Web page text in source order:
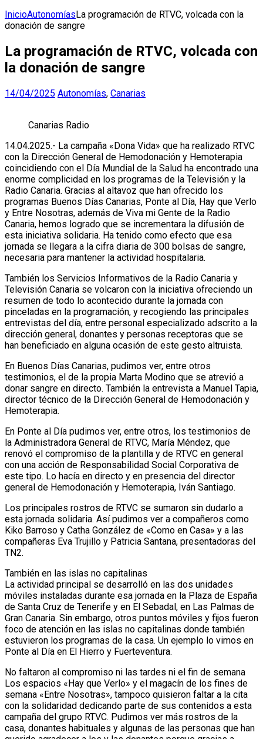
InicioAutonomíasLa programación de RTVC, volcada con la
donación de sangre
La programación de RTVC, volcada con
la donación de sangre
14/04/2025 Autonomías, Canarias
Canarias Radio
14.04.2025.- La campaña «Dona Vida» que ha realizado RTVC
con la Dirección General de Hemodonación y Hemoterapia
coincidiendo con el Día Mundial de la Salud ha encontrado una
enorme complicidad en los programas de la Televisión y la
Radio Canaria. Gracias al altavoz que han ofrecido los
programas Buenos Días Canarias, Ponte al Día, Hay que Verlo
y Entre Nosotras, además de Viva mi Gente de la Radio
Canaria, hemos logrado que se incrementara la difusión de
esta iniciativa solidaria. Ha tenido como efecto que esa
jornada se llegara a la cifra diaria de 300 bolsas de sangre,
necesaria para mantener la actividad hospitalaria.
También los Servicios Informativos de la Radio Canaria y
Televisión Canaria se volcaron con la iniciativa ofreciendo un
resumen de todo lo acontecido durante la jornada con
pinceladas en la programación, y recogiendo las principales
entrevistas del día, entre personal especializado adscrito a la
dirección general, donantes y personas receptoras que se
han beneficiado en alguna ocasión de este gesto altruista.
En Buenos Días Canarias, pudimos ver, entre otros
testimonios, el de la propia Marta Modino que se atrevió a
donar sangre en directo. También la entrevista a Manuel Tapia,
director técnico de la Dirección General de Hemodonación y
Hemoterapia.
En Ponte al Día pudimos ver, entre otros, los testimonios de
la Administradora General de RTVC, María Méndez, que
renovó el compromiso de la plantilla y de RTVC en general
con una acción de Responsabilidad Social Corporativa de
este tipo. Lo hacía en directo y en presencia del director
general de Hemodonación y Hemoterapia, Iván Santiago.
Los principales rostros de RTVC se sumaron sin dudarlo a
esta jornada solidaria. Así pudimos ver a compañeros como
Kiko Barroso y Catha González de «Como en Casa» y a las
compañeras Eva Trujillo y Patricia Santana, presentadoras del
TN2.
También en las islas no capitalinas
La actividad principal se desarrolló en las dos unidades
móviles instaladas durante esa jornada en la Plaza de España
de Santa Cruz de Tenerife y en El Sebadal, en Las Palmas de
Gran Canaria. Sin embargo, otros puntos móviles y fijos fueron
foco de atención en las islas no capitalinas donde también
estuvieron los programas de la casa. Un ejemplo lo vimos en
Ponte al Día en El Hierro y Fuerteventura.
No faltaron al compromiso ni las tardes ni el fin de semana
Los espacios «Hay que Verlo» y el magacín de los fines de
semana «Entre Nosotras», tampoco quisieron faltar a la cita
con la solidaridad dedicando parte de sus contenidos a esta
campaña del grupo RTVC. Pudimos ver más rostros de la
casa, donantes habituales y algunas de las personas que han